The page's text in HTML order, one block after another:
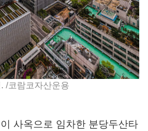
/코람코자산운용
사옥으로 임차한 분당두산타